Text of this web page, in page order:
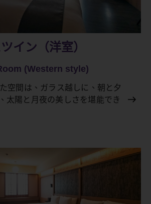
イン（洋室）
(Western style)
空間は、ガラス越しに、朝と夕
太陽と月夜の美しさを堪能でき